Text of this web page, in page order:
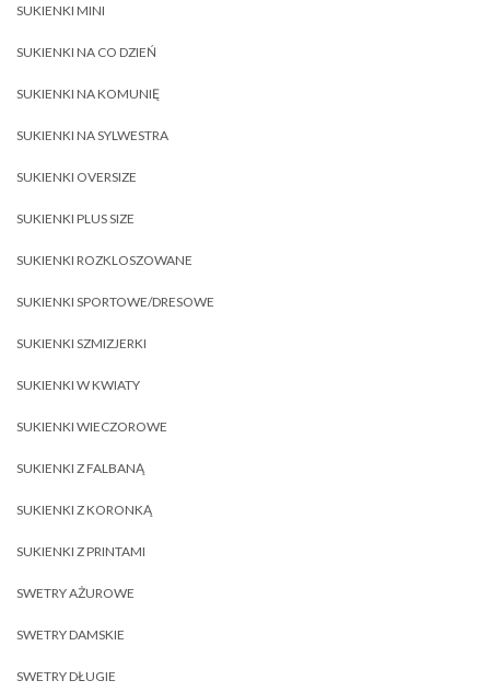
SUKIENKI MINI
SUKIENKI NA CO DZIEŃ
SUKIENKI NA KOMUNIĘ
SUKIENKI NA SYLWESTRA
SUKIENKI OVERSIZE
SUKIENKI PLUS SIZE
SUKIENKI ROZKLOSZOWANE
SUKIENKI SPORTOWE/DRESOWE
SUKIENKI SZMIZJERKI
SUKIENKI W KWIATY
SUKIENKI WIECZOROWE
SUKIENKI Z FALBANĄ
SUKIENKI Z KORONKĄ
SUKIENKI Z PRINTAMI
SWETRY AŻUROWE
SWETRY DAMSKIE
SWETRY DŁUGIE